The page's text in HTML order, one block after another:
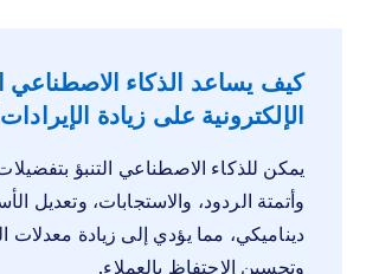
كيف يساعد الذكاء الاصطناعي
الإلكترونية على زيادة
يمكن للذكاء الاصطناعي التنبؤ
وأتمتة الردود، والاستجابات، وتعديل
ديناميكي، مما يؤدي إلى زيادة معدلات
وتحسين الاحتفاظ بالعملاء.